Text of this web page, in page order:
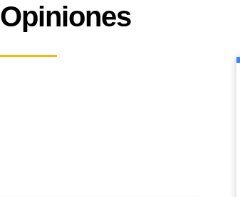
Opiniones